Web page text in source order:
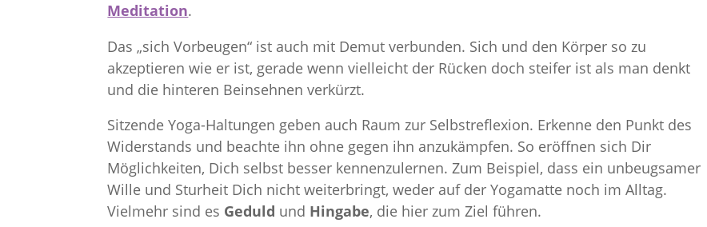
Meditation.
Das „sich Vorbeugen“ ist auch mit Demut verbunden. Sich und den Körper so zu
akzeptieren wie er ist, gerade wenn vielleicht der Rücken doch steifer ist als man denkt
und die hinteren Beinsehnen verkürzt.
Sitzende Yoga-Haltungen geben auch Raum zur Selbstreflexion. Erkenne den Punkt des
Widerstands und beachte ihn ohne gegen ihn anzukämpfen. So eröffnen sich Dir
Möglichkeiten, Dich selbst besser kennenzulernen. Zum Beispiel, dass ein unbeugsamer
Wille und Sturheit Dich nicht weiterbringt, weder auf der Yogamatte noch im Alltag.
Vielmehr sind es Geduld und Hingabe, die hier zum Ziel führen.